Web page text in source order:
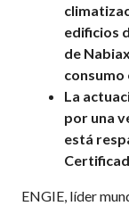
edificios
de
La
por una
está
ENGIE, líder